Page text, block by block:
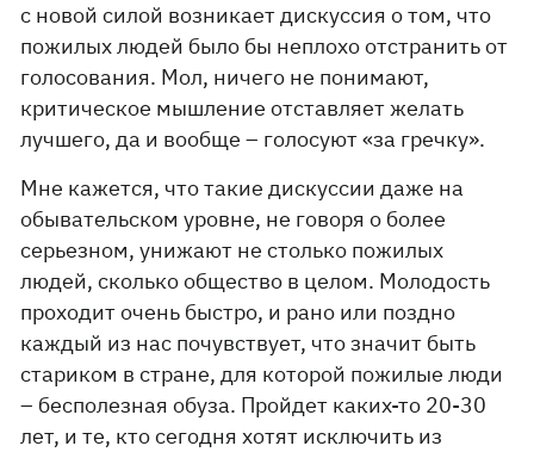
с новой силой возникает дискуссия о том, что
пожилых людей было бы неплохо отстранить от
голосования. Мол, ничего не понимают,
критическое мышление отставляет желать
лучшего, да и вообще – голосуют «за гречку».
Мне кажется, что такие дискуссии даже на
обывательском уровне, не говоря о более
серьезном, унижают не столько пожилых
людей, сколько общество в целом. Молодость
проходит очень быстро, и рано или поздно
каждый из нас почувствует, что значит быть
стариком в стране, для которой пожилые люди
– бесполезная обуза. Пройдет каких-то 20-30
лет, и те, кто сегодня хотят исключить из